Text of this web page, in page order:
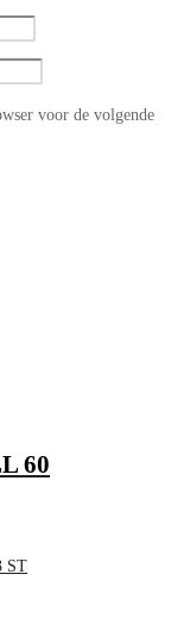
voor de volgende
60